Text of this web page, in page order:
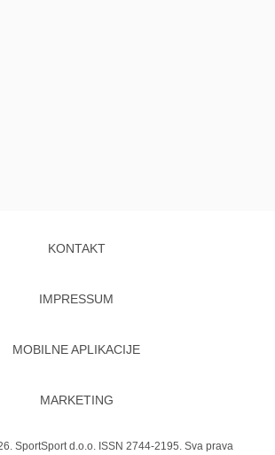
KONTAKT
IMPRESSUM
MOBILNE APLIKACIJE
MARKETING
SportSport d.o.o. ISSN 2744-2195. Sva prava